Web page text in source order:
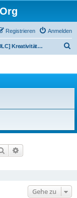
Anmelden
Registrieren
[XC3-DLC] Kreativitätskabinett
Suche
Gehe zu